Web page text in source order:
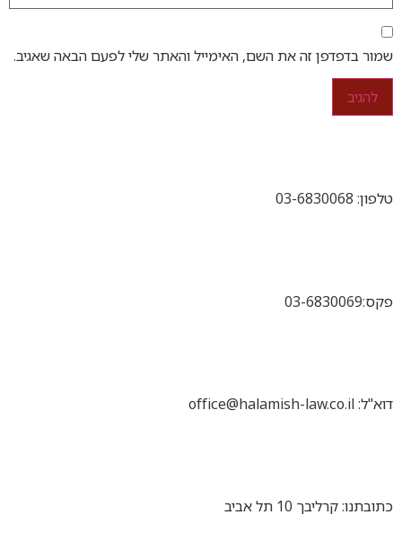
שמור בדפדפן זה את השם, האימייל והאתר שלי לפעם הבאה שאגיב.
טלפון: 03-6830068
פקס:03-6830069
דוא"ל: office@halamish-law.co.il
כתובתנו: קרליבך 10 תל אביב